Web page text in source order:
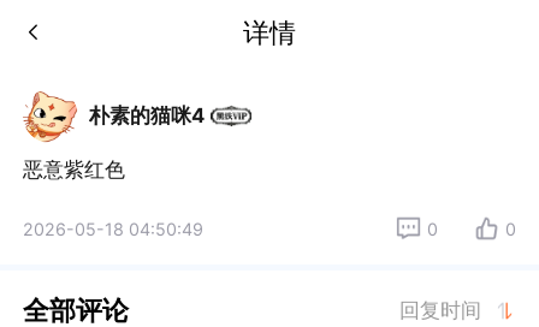
详情
朴素的猫咪4
2026-05-18 04:50:49 0 0
全部评论 回复时间